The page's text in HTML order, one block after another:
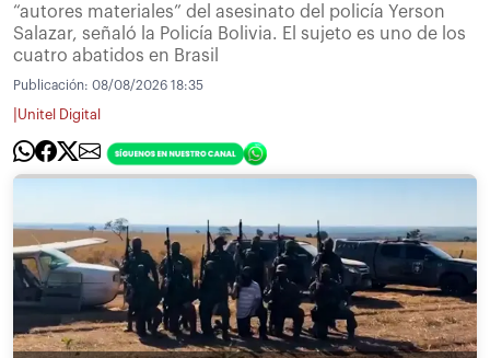
“autores materiales” del asesinato del policía Yerson
Salazar, señaló la Policía Bolivia. El sujeto es uno de los
cuatro abatidos en Brasil
Publicación: 08/08/2026 18:35
Unitel Digital